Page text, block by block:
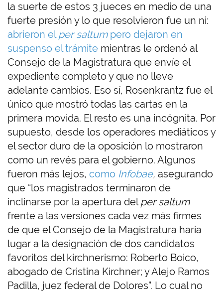
la suerte de estos 3 jueces en medio de una
fuerte presión y lo que resolvieron fue un ni:
abrieron elper saltumpero dejaron en
suspenso el trámite mientras le ordenó al
Consejo de la Magistratura que envíe el
expediente completo y que no lleve
adelante cambios. Eso sí, Rosenkrantz fue el
único que mostró todas las cartas en la
primera movida. El resto es una incógnita. Por
supuesto, desde los operadores mediáticos y
el sector duro de la oposición lo mostraron
como un revés para el gobierno. Algunos
fueron más lejos, como Infobae, asegurando
que “los magistrados terminaron de
inclinarse por la apertura delper saltum
frente a las versiones cada vez más firmes
de que el Consejo de la Magistratura haría
lugar a la designación de dos candidatos
favoritos del kirchnerismo: Roberto Boico,
abogado de Cristina Kirchner; y Alejo Ramos
Padilla, juez federal de Dolores”. Lo cual no